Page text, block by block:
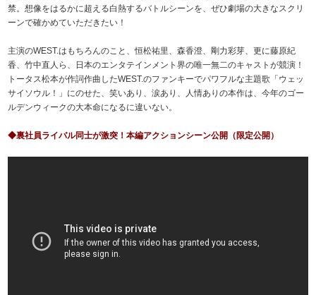
禁。想像をはるかに超える白熱するバトルシーンを、ぜひ劇場の大きなスクリ
ーンで確かめていただきたい！
主演のWEST.はもちろんのこと、恒松祐里、森香澄、剛力彩芽、更に藤原紀
香、竹中直人ら、日本のエンタテインメント界の唯一無二のキャストが競演！
トータス松本が作詞作曲したWEST.のファンキーでパワフルな主題歌「ウェッ
サイソウル！」にのせた、笑いあり、涙あり、人情ありの本作は、今年のゴー
ルデンウィークの大本命になるに違いない。
◆裏社員ライバル同士が激突！本編アクションシーン公開（限定公開）